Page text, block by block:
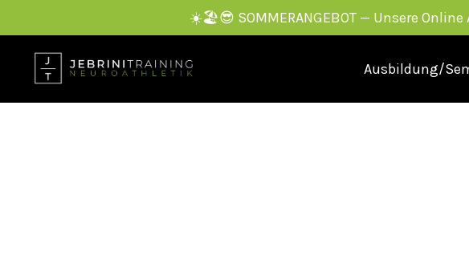
☀️🏖️😎 SOMMERANGEBOT — Unsere Online
Ausbildung/